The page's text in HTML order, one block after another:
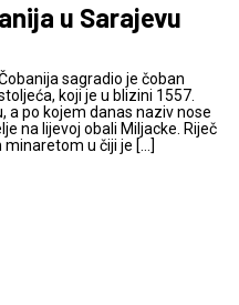
u Sarajevu
sagradio je čoban
koji je u blizini 1557.
a po kojem danas naziv nose
na lijevoj obali Miljacke. Riječ
u čiji je […]